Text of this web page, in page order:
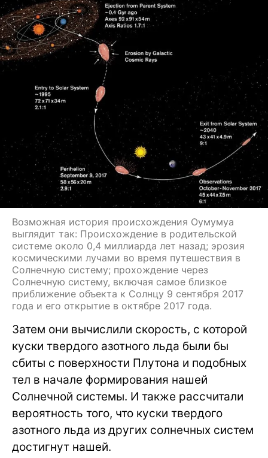
Возможная история происхождения Оумумуа
выглядит так: Происхождение в родительской
системе около 0,4 миллиарда лет назад; эрозия
космическими лучами во время путешествия в
Солнечную систему; прохождение через
Солнечную систему, включая самое близкое
приближение объекта к Солнцу 9 сентября 2017
года и его открытие в октябре 2017 года.
Затем они вычислили скорость, с которой
куски твердого азотного льда были бы
сбиты с поверхности Плутона и подобных
тел в начале формирования нашей
Солнечной системы. И также рассчитали
вероятность того, что куски твердого
азотного льда из других солнечных систем
достигнут нашей.